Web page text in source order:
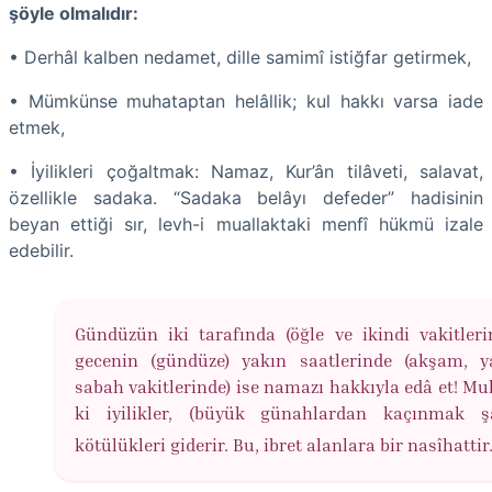
şöyle olmalıdır:
• Derhâl kalben nedamet, dille samimî istiğfar getirmek,
• Mümkünse muhataptan helâllik; kul hakkı varsa iade
etmek,
• İyilikleri çoğaltmak: Namaz, Kur’ân tilâveti, salavat,
özellikle sadaka. “Sadaka belâyı defeder” hadisinin
beyan ettiği sır, levh-i muallaktaki menfî hükmü izale
edebilir.
Gündüzün iki tarafında (öğle ve ikindi
gecenin (gündüze) yakın saatlerinde (akşam,
sabah vakitlerinde) ise namazı hakkıyla edâ et!
ki iyilikler, (büyük günahlardan kaçınmak
kötülükleri giderir. Bu, ibret alanlara bir